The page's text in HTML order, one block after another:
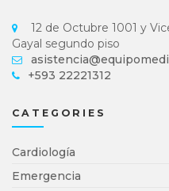
12 de Octubre 1001 y
Gayal segundo piso
+593 22221312
CATEGORIES
Cardiología
Emergencia